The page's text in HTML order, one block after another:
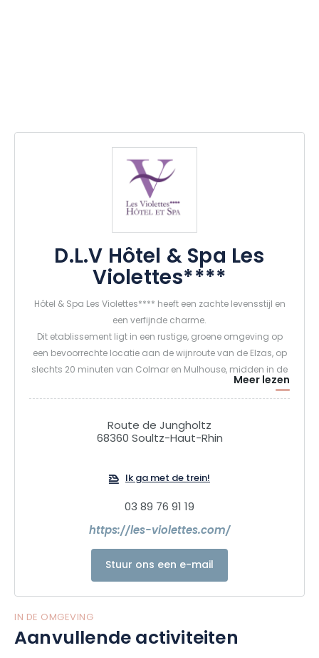
D.L.V Hôtel & Spa Les
Violettes****
Hôtel & Spa Les Violettes**** heeft een zachte levensstijl en
een verfijnde charme.
Dit etablissement ligt in een rustige, groene omgeving op
een bevoorrechte locatie aan de wijnroute van de Elzas, op
slechts 20 minuten van Colmar en Mulhouse, midden in de
natuur. Geniet van een uniek moment van ontspanning en
rust in de Spa des Violettes: meer dan 1000 m² zijn gewijd
aan het welzijn van lichaam en geest, in een idyllische
omgeving.
Meer lezen
Route de Jungholtz
68360 Soultz-Haut-Rhin
Ik ga met de trein!
03 89 76 91 19
https://les-violettes.com/
Stuur ons een e-mail
IN DE OMGEVING
Aanvullende activiteiten